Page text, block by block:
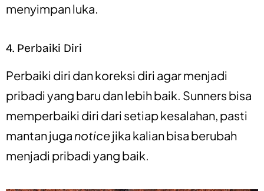
menyimpan luka.
4. Perbaiki Diri
Perbaiki diri dan koreksi diri agar menjadi
pribadi yang baru dan lebih baik. Sunners bisa
memperbaiki diri dari setiap kesalahan, pasti
mantan juga noticejika kalian bisa berubah
menjadi pribadi yang baik.